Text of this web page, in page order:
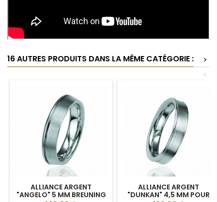
16 AUTRES PRODUITS DANS LA MÊME CATÉGORIE :
>
<
ALLIANCE ARGENT
"ANGELO" 5 MM BREUNING
ALLIANCE ARGENT
"DUNKAN" 4,5 MM POUR